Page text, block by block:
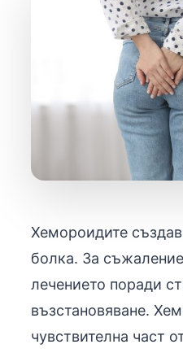
Хемороидите
болка. За
лечението поради
възстановяване.
чувствителна част